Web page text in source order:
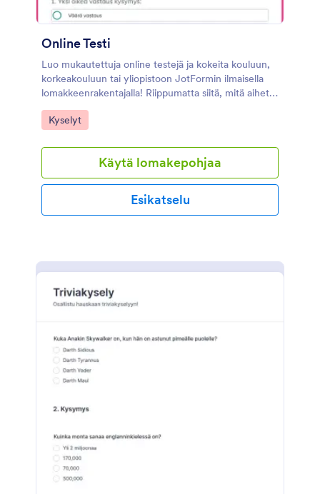
Online Testi
Luo mukautettuja online testejä ja kokeita kouluun,
korkeakouluun tai yliopistoon JotFormin ilmaisella
lomakkeenrakentajalla! Riippumatta siitä, mitä aihetta
opetat, voit luoda täydellisen kokeen tai testin
tarpeisiisi edistyneillä lomakekentillä, kuten
tiedostojen latauskentät, joiden avulla voit kerätä
esseitä, valokuvia ja muita asiakirjoja. Onlinekoe on
helppo lähettää opiskelijoille tai upottaa koulun
verkkosivustoon, ja se voidaan täyttää millä tahansa
tietokoneella, tabletilla tai mobiililaitteella. JotForm-
arvostella vastauksia missä tahansa. Tee
Lisäämällä uusia lomakekenttiä vetämällä ja
pudottamalla voit nopeasti mukauttaa kysymykset
lataa kuvia, järjestele asettelua ja käytä jopa
ehdollista logiikkaa näyttääksesi opiskelijoille oikeat
vastaukset heidän vastaamisensa jälkeen! Voit jopa
synkronoida vastaukset muihin jo käyttämiisi tileihin -
Ilmaisen, täysin muokattavan lomakepohjamme
jonka oppilaasi voivat täyttää millä tahansa laitteella.
Go to Category:
Kyselyt
Käytä lomakepohjaa
Esikatselu